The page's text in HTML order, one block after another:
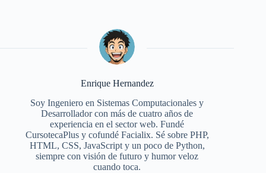
Enrique Hernandez
Soy Ingeniero en Sistemas Computacionales y
Desarrollador con más de cuatro años de
experiencia en el sector web. Fundé
CursotecaPlus y cofundé Facialix. Sé sobre PHP,
HTML, CSS, JavaScript y un poco de Python,
siempre con visión de futuro y humor veloz
cuando toca.